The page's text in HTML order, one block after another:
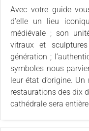
Avec votre guide
d’elle un lieu
médiévale ; son
vitraux et
génération ;
symboles nous
leur état d’origine.
restaurations des dix
cathédrale sera